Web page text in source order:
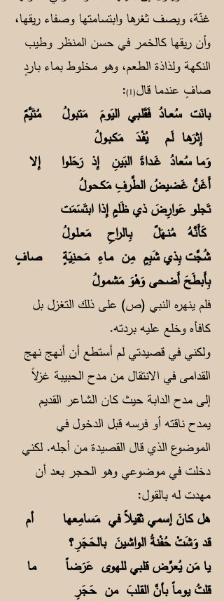
غنّة، ويصف ثغرها وابتسامتها وصفاء ريقها،
وأن ريقها كالخمر في حسن المنظر وطيب
النكهة ولذاذة الطعم، وهو مخلوط بماء باردٍ
صافٍ عندما قال(1)
:
بانَت سُعــادُ فَقَلـبي اليَومَ مَتبولُمُتَيَّمٌ
إِثرَهـا لَـم يُفْـدَ مَكـبـولُ
وَما سُعادُ غَــداةَ البَينِ إِذ رَحَلواإِلا
أَغَنُّ غَضيضُ الطَّرفِ مَكـحولُ
تَجلو عَوارِضَ ذي ظَلمٍ إِذا ابتَسَمَت
كَأَنَّهُ مُنـهَلٌ بِـالراحِ مَعــلـولُ
شُجَّت بِذي شَبِمٍ مِن مـاءِ مَحـنِيَةٍصافٍ
بِأَبطَحَ أَضحى وَهْوَ مَشمولُ
فلم ينهره النبي (ص) على ذلك التغزل بل
كافأه وخلع عليه بردته.
ولكني في قصيدتي لم أستطع أن أنهج نهج
القدامى في الانتقال من مدح الحبيبة غزلاً
إلى مدح الدابة حيث كان الشاعر القديم
يمدح ناقته أو فرسه قبل الدخول في
الموضوع الذي قال القصيدة من أجله. لكني
دخلت في موضوعي وهو الحجر بعد أن
مهدت له بالقول:
هل كانَ إسمي ثقيلاً في مَسامِعهاأم
قد وَشَتْ حُفْنةُ الواشينَ بالحَجَرِ؟
يا مَن يُعرِّض قلبي للهوى عَرَضاًما
قلتُ يوماً بأنَّ القـلبَ من حَجَرِ